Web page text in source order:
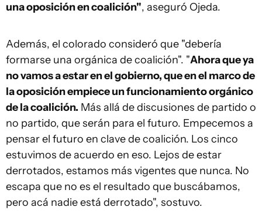
una oposición en coalición", aseguró Ojeda.
Además, el colorado consideró que "debería
formarse una orgánica de coalición". "Ahora que ya
no vamos a estar en el gobierno, que en el marco de
la oposición empiece un funcionamiento orgánico
de la coalición. Más allá de discusiones de partido o
no partido, que serán para el futuro. Empecemos a
pensar el futuro en clave de coalición. Los cinco
estuvimos de acuerdo en eso. Lejos de estar
derrotados, estamos más vigentes que nunca. No
escapa que no es el resultado que buscábamos,
pero acá nadie está derrotado", sostuvo.